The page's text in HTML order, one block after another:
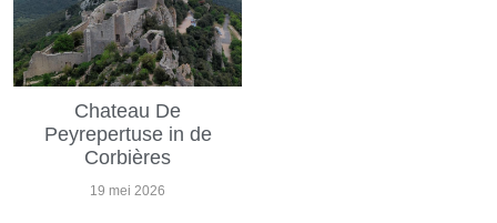
Chateau De
Peyrepertuse in de
Corbières
19 mei 2026